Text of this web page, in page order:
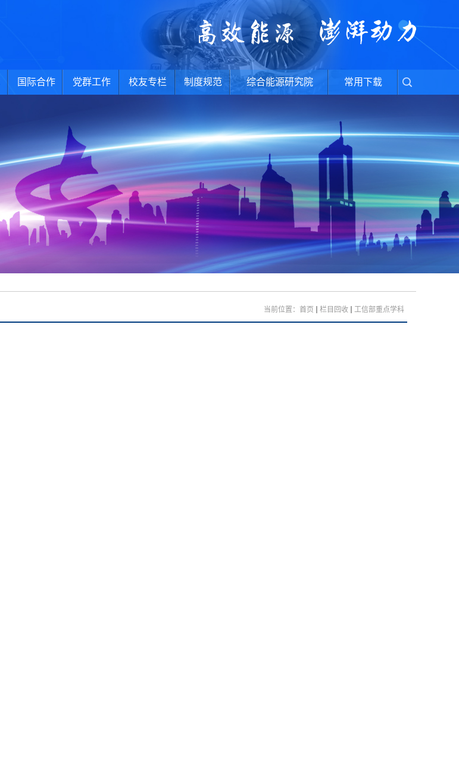
国际合作 党群工作 校友专栏 制度规范 综合能源研究院 常用下载
当前位置： 首页 栏目回收 工信部重点学科